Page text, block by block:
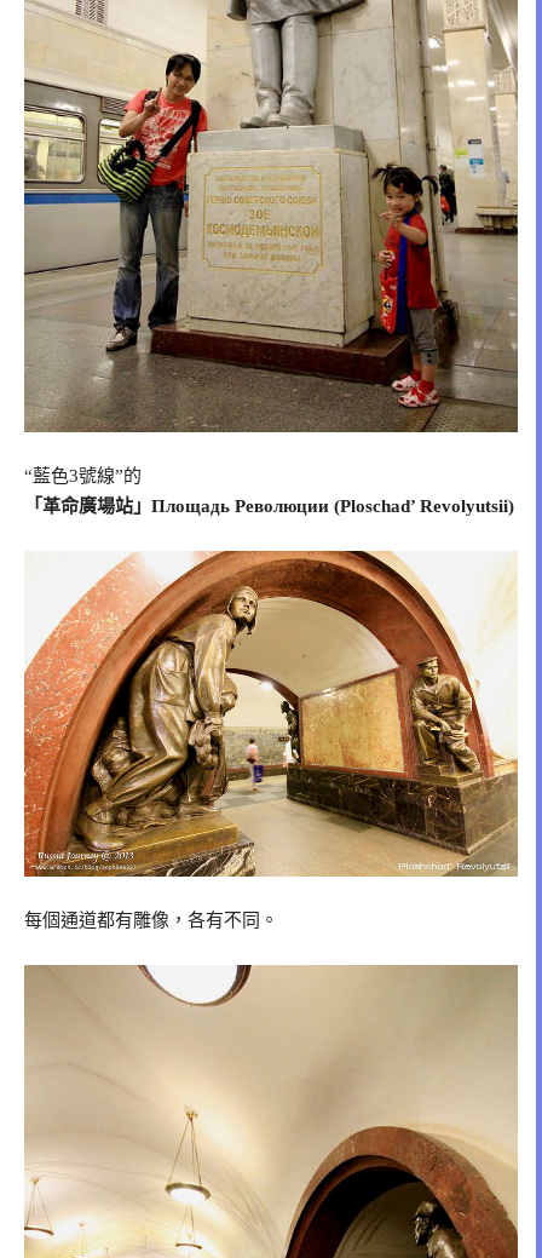
“藍色3號線”的
「革命廣場站」Площадь Революции (Ploschad’ Revolyutsii)
每個通道都有雕像，各有不同。